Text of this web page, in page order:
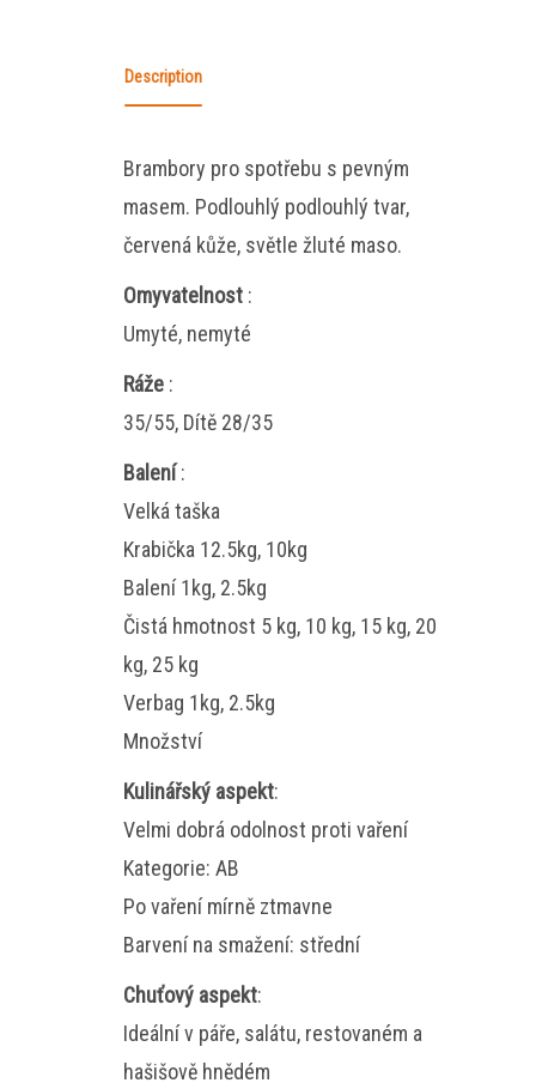
Description
Brambory pro spotřebu s pevným
masem. Podlouhlý podlouhlý tvar,
červená kůže, světle žluté maso.
Omyvatelnost :
Umyté, nemyté
Ráže :
35/55, Dítě 28/35
Balení:
Velká taška
Krabička 12.5kg, 10kg
Balení 1kg, 2.5kg
Čistá hmotnost 5 kg, 10 kg, 15 kg, 20
kg, 25 kg
Verbag 1kg, 2.5kg
Množství
Kulinářský aspekt:
Velmi dobrá odolnost proti vaření
Kategorie: AB
Po vaření mírně ztmavne
Barvení na smažení: střední
Chuťový aspekt:
Ideální v páře, salátu, restovaném a
hašišově hnědém